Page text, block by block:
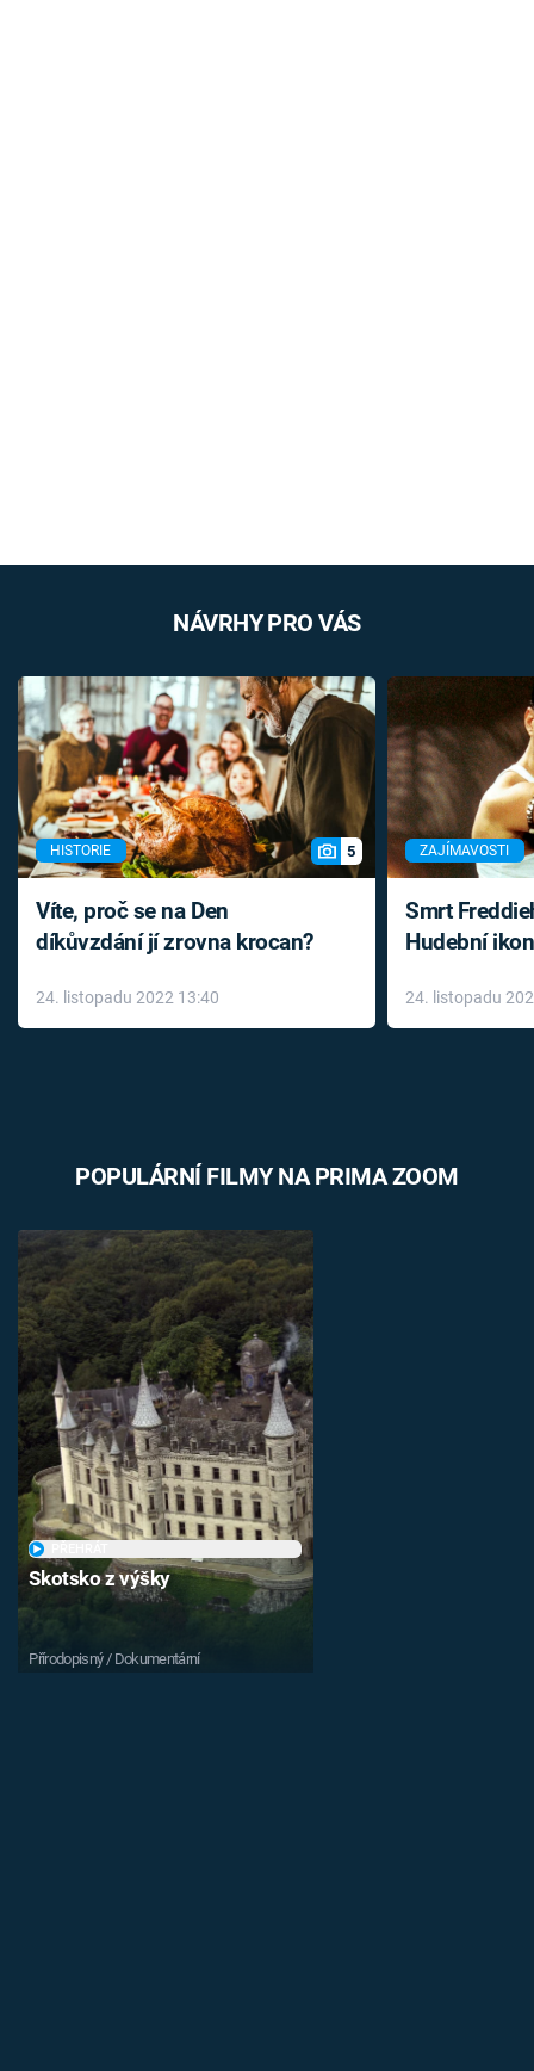
NÁVRHY PRO VÁS
HISTORIE 5
Víte, proč se na Den
díkůvzdání jí zrovna krocan?
24. listopadu 2022 13:40
ZAJÍMAVOSTI
Smrt
Hudební
léky
24. listopadu
POPULÁRNÍ FILMY NA PRIMA ZOOM
Skotsko z výšky
Přírodopisný / Dokumentární